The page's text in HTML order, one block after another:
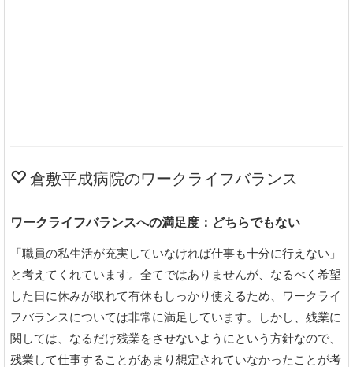
倉敷平成病院のワークライフバランス
ワークライフバランスへの満足度：どちらでもない
「職員の私生活が充実していなければ仕事も十分に行えない」
と考えてくれています。全てではありませんが、なるべく希望
した日に休みが取れて有休もしっかり使えるため、ワークライ
フバランスについては非常に満足しています。しかし、残業に
関しては、なるだけ残業をさせないようにという方針なので、
残業して仕事することがあまり想定されていなかったことが考